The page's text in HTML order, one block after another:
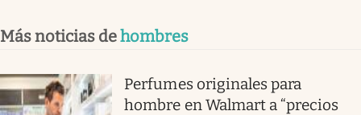
Más noticias dehombres
Perfumes originales para
hombre en Walmart a “precios